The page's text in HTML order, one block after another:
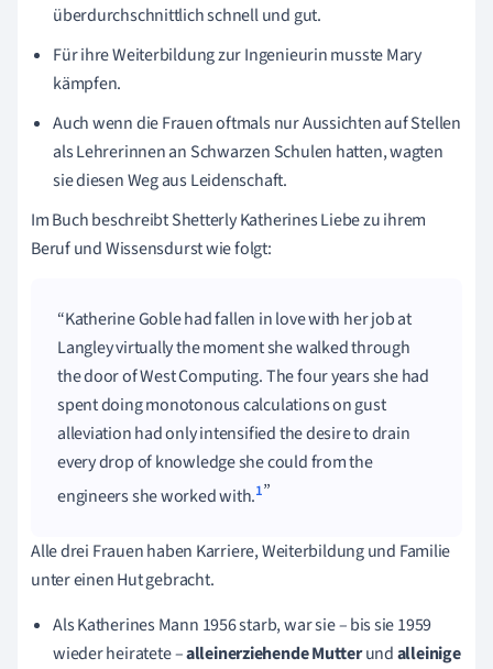
überdurchschnittlich schnell und gut.
Für ihre Weiterbildung zur Ingenieurin musste Mary
kämpfen.
Auch wenn die Frauen oftmals nur Aussichten auf Stellen
als Lehrerinnen an Schwarzen Schulen hatten, wagten
sie diesen Weg aus Leidenschaft.
Im Buch beschreibt Shetterly Katherines Liebe zu ihrem
Beruf und Wissensdurst wie folgt:
Katherine Goble had fallen in love with her job at
Langley virtually the moment she walked through
the door of West Computing. The four years she had
spent doing monotonous calculations on gust
alleviation had only intensified the desire to drain
every drop of knowledge she could from the
engineers she worked with.1
Alle drei Frauen haben Karriere, Weiterbildung und Familie
unter einen Hut gebracht.
Als Katherines Mann 1956 starb, war sie–bis sie 1959
wieder heiratete–alleinerziehende Mutterundalleinige